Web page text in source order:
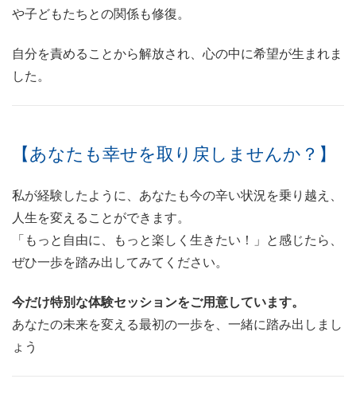
や子どもたちとの関係も修復。
自分を責めることから解放され、心の中に希望が生まれま
した。
【あなたも幸せを取り戻しませんか？】
私が経験したように、あなたも今の辛い状況を乗り越え、
人生を変えることができます。
「もっと自由に、もっと楽しく生きたい！」と感じたら、
ぜひ一歩を踏み出してみてください。
今だけ特別な体験セッションをご用意しています。
あなたの未来を変える最初の一歩を、一緒に踏み出しまし
ょう